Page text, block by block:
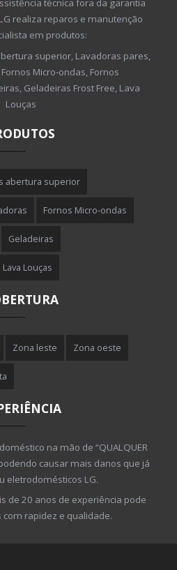
técnica fora da garantia
realiza reparos e manutenção
em produtos:
superior, Lavadoras pares,
Micro-ondas, Fornos
Geladeiras Frost Free, Lava
Louças
abertura superior
Fornos Micro-ondas
Geladeiras
Lava Louças
Zona leste Zona oeste
na mão de “QUALQUER
causar mais danos que já
eletrodomésticos LG.
de 20 anos de experiência pode
com rapidez e qualidade.